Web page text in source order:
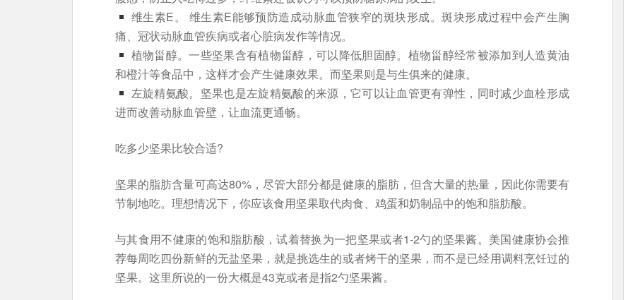
维生素E。 维生素E能够预防造成动脉血管狭窄的斑块形成。斑块形成过程中会产生胸
痛、冠状动脉血管疾病或者心脏病发作等情况。
植物甾醇。一些坚果含有植物甾醇，可以降低胆固醇。植物甾醇经常被添加到人造黄油
和橙汁等食品中，这样才会产生健康效果。而坚果则是与生俱来的健康。
左旋精氨酸。坚果也是左旋精氨酸的来源，它可以让血管更有弹性，同时减少血栓形成
进而改善动脉血管壁，让血流更通畅。
吃多少坚果比较合适?
坚果的脂肪含量可高达80%，尽管大部分都是健康的脂肪，但含大量的热量，因此你需要有
节制地吃。理想情况下，你应该食用坚果取代肉食、鸡蛋和奶制品中的饱和脂肪酸。
与其食用不健康的饱和脂肪酸，试着替换为一把坚果或者1-2勺的坚果酱。美国健康协会推
荐每周吃四份新鲜的无盐坚果，就是挑选生的或者烤干的坚果，而不是已经用调料烹饪过的
坚果。这里所说的一份大概是43克或者是指2勺坚果酱。